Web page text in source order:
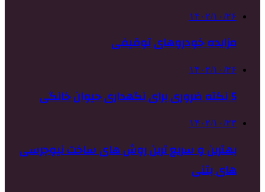
۱۴۰۲/۱۰/۲۶
مزایده خودروهای توقیفی
۱۴۰۲/۱۰/۲۶
5 نکته ضروری برای نگهداری حیوان خانگی
۱۴۰۲/۱۰/۲۳
بهترین و سریع ترین روش های ساخت نیوجرسی
های بتنی